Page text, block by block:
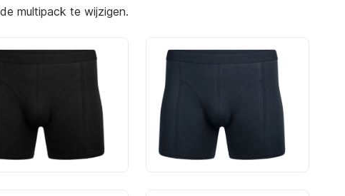
multipack te wijzigen.